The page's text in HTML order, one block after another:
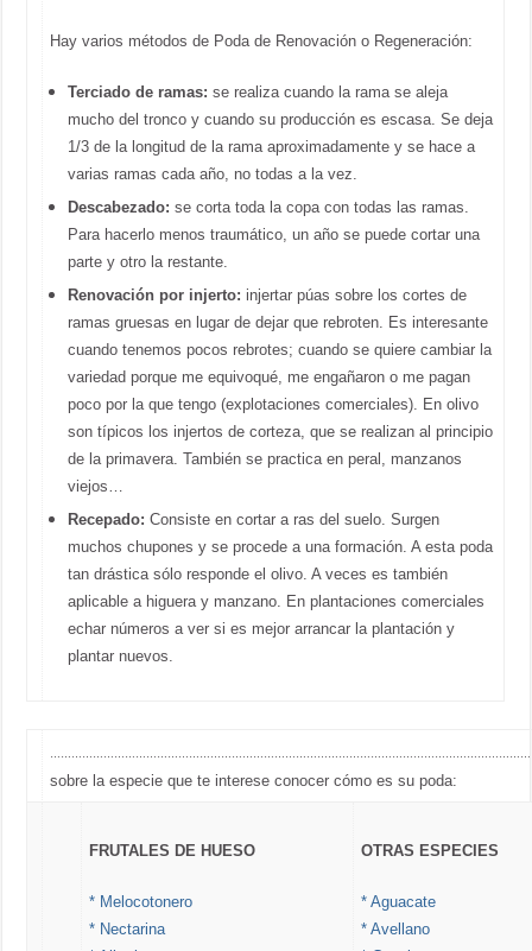
Hay varios métodos de Poda de Renovación o Regeneración:
Terciado de ramas:se realiza cuando la rama se aleja
mucho del tronco y cuando su producción es escasa. Se deja
1/3 de la longitud de la rama aproximadamente y se hace a
varias ramas cada año, no todas a la vez.
Descabezado:se corta toda la copa con todas las ramas.
Para hacerlo menos traumático, un año se puede cortar una
parte y otro la restante.
Renovación por injerto: injertar púas sobre los cortes de
ramas gruesas en lugar de dejar que rebroten. Es interesante
cuando tenemos pocos rebrotes; cuando se quiere cambiar la
variedad porque me equivoqué, me engañaron o me pagan
poco por la que tengo (explotaciones comerciales). En olivo
son típicos los injertos de corteza, que se realizan al principio
de la primavera. También se practica en peral, manzanos
viejos…
Recepado: Consiste en cortar a ras del suelo.Surgen
muchos chupones y se procede a una formación. A esta poda
tan drástica sólo responde el olivo. A veces es también
aplicable a higuera y manzano. En plantaciones comerciales
echar números a ver si es mejor arrancar la plantación y
plantar nuevos.
sobre la especie que te interese conocer cómo es su poda:
FRUTALES DE HUESO
* Melocotonero
* Nectarina
OTRAS ESPECIES
* Aguacate
* Avellano